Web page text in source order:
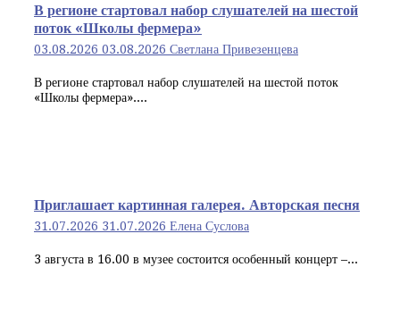
В регионе стартовал набор слушателей на шестой
поток «Школы фермера»
03.08.2026 03.08.2026 Светлана Привезенцева
В регионе стартовал набор слушателей на шестой поток
«Школы фермера»....
Приглашает картинная галерея. Авторская песня
31.07.2026 31.07.2026 Елена Суслова
3 августа в 16.00 в музее состоится особенный концерт –...